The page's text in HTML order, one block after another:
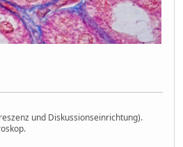
und Diskussionseinrichtung).